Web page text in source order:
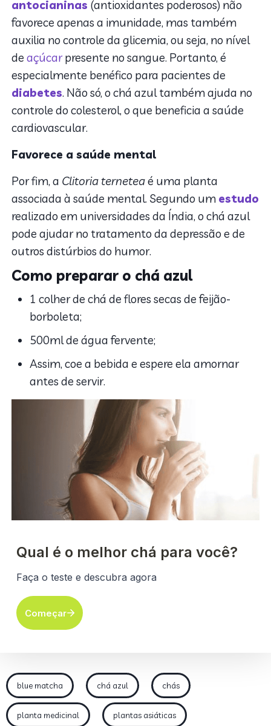
antocianinas (antioxidantes poderosos) não
favorece apenas a imunidade, mas também
auxilia no controle da glicemia, ou seja, no nível
deaçúcarpresente no sangue. Portanto, é
especialmente benéfico para pacientes de
diabetes. Não só, o chá azul também ajuda no
controle do colesterol, o que beneficia a saúde
cardiovascular.
Favorece a saúde mental
Por fim, a Clitoria terneteaé uma planta
associada à saúde mental. Segundo um estudo
realizado em universidades da Índia, o chá azul
pode ajudar no tratamento da depressão e de
outros distúrbios do humor.
Como preparar o chá azul
1 colher de chá de flores secas de feijão-
borboleta;
500ml de água fervente;
Assim, coe a bebida e espere ela amornar
antes de servir.
blue matcha chá azul chás
planta medicinal plantas asiáticas